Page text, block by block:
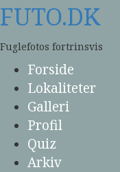
Skip
to
content
FUTO.DK
Fuglefotos fortrinsvis
Forside
Lokaliteter
Galleri
Profil
Quiz
Arkiv